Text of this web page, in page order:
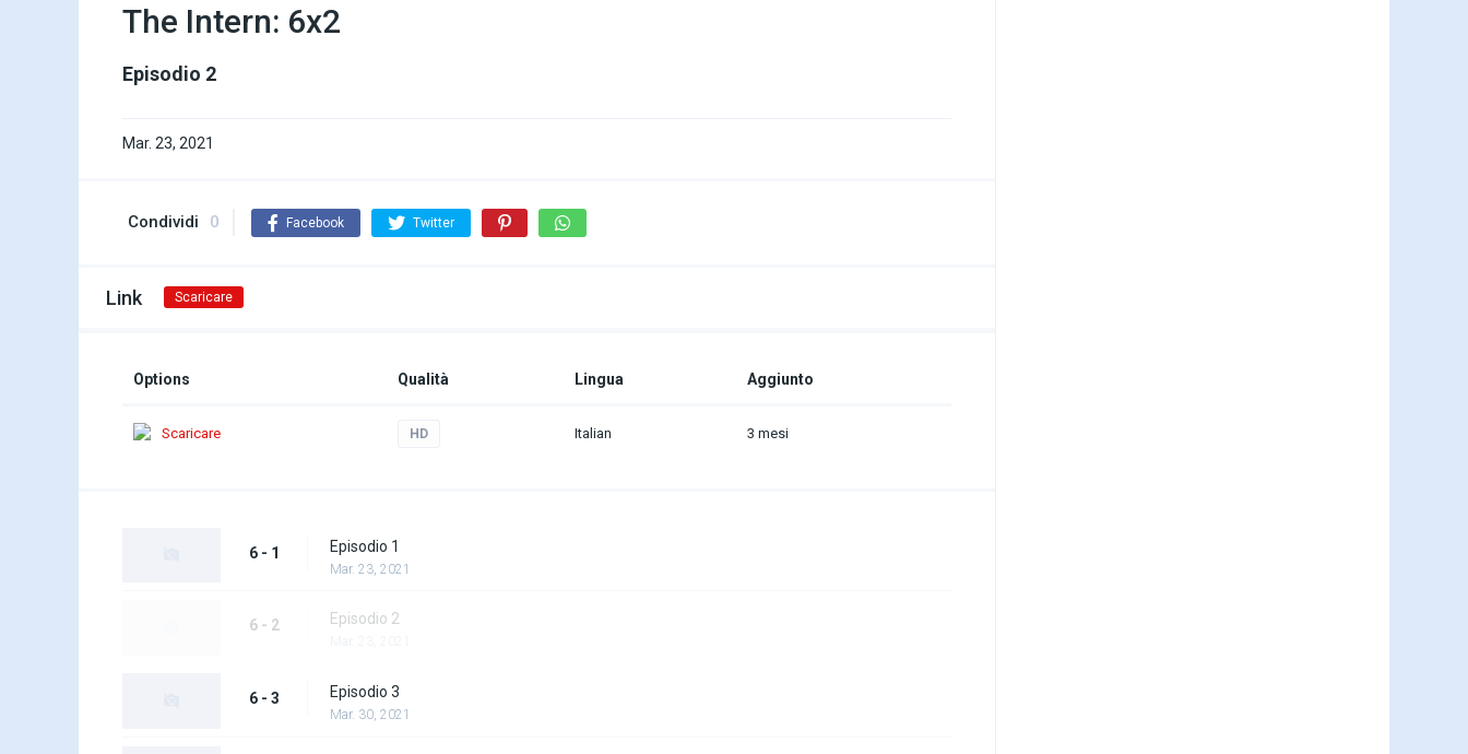
The Intern: 6x2
Episodio 2
Mar. 23, 2021
Condividi 0 Facebook Twitter
Link Scaricare
Options Qualità Lingua Aggiunto
Scaricare HD Italian 3 mesi
6 - 1 Episodio 1
Mar. 23, 2021
6 - 2 Episodio 2
6 - 3 Episodio 3
Mar. 30, 2021